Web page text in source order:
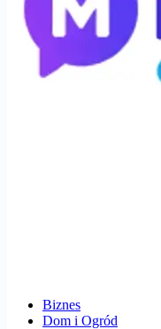
Biznes
Dom i Ogród